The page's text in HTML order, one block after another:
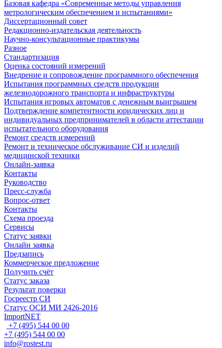
Базовая кафедра «Современные методы управления
метрологическим обеспечением и испытаниями»
Диссертационный совет
Редакционно-издательская деятельность
Научно-консультационные практикумы
Разное
Стандартизация
Оценка состояний измерений
Внедрение и сопровождение программного обеспечения
Испытания программных средств продукции
железнодорожного транспорта и инфраструктуры
Испытания игровых автоматов с денежным выигрышем
Подтверждение компетентности юридических лиц и
индивидуальных предпринимателей в области аттестации
испытательного оборудования
Ремонт средств измерений
Ремонт и техническое обслуживание СИ и изделий
медицинской техники
Онлайн-заявка
Контакты
Руководство
Пресс-служба
Вопрос-ответ
Контакты
Схема проезда
Сервисы
Статус заявки
Онлайн заявка
Предзапись
Коммерческое предложение
Получить счёт
Статус заказа
Результат поверки
Госреестр СИ
Статус ОСИ МИ 2426-2016
ImportNET
+7 (495) 544 00 00
+7 (495) 544 00 00
info@rostest.ru